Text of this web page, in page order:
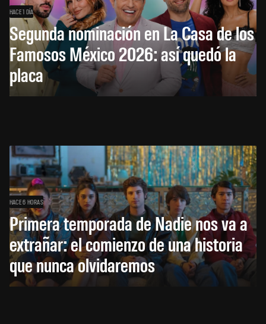
HACE 1 DÍA
Segunda nominación en La Casa de los
Famosos México 2026: así quedó la
placa
HACE 6 HORAS
Primera temporada de Nadie nos va a
extrañar: el comienzo de una historia
que nunca olvidaremos